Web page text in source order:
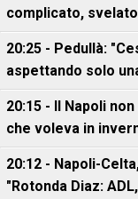
complicato,
20:25 - Pedullà:
aspettando solo
20:15 - Il Napoli
che voleva in
20:12 - Napoli-
"Rotonda Diaz: